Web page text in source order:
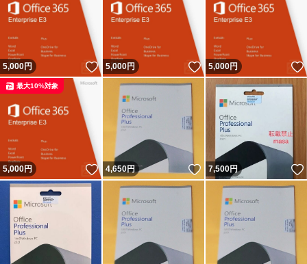
5,000円 いいね！
5,000円 いいね！
5,000円
5,000円 いいね！
最大10%対象
4,650円 いいね！
7,500円